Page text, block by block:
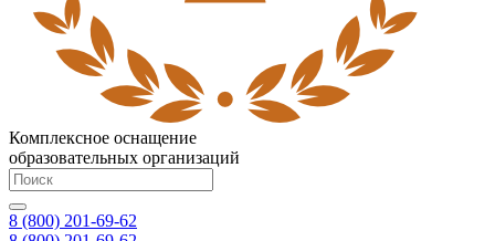
Комплексное оснащение
образовательных организаций
8 (800) 201-69-62